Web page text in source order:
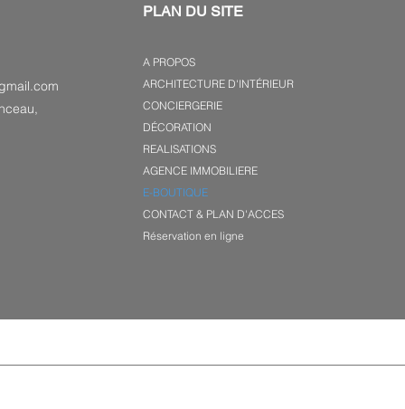
PLAN DU SITE
A PROPOS
ARCHITECTURE D'INTÉRIEUR
CONCIERGERIE
DÉCORATION
REALISATIONS
AGENCE IMMOBILIERE
E-BOUTIQUE
CONTACT & PLAN D'ACCES
Réservation en ligne